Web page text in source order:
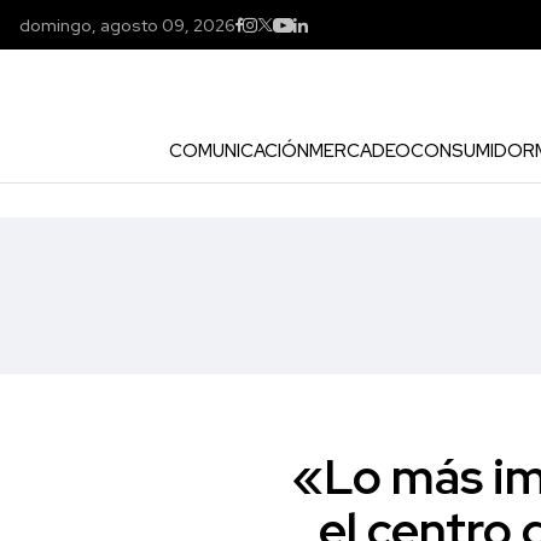
domingo, agosto 09, 2026
COMUNICACIÓNMERCADEOCONSUMIDOR
«Lo más